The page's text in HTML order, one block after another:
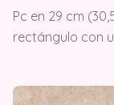
Pc en 29 cm
rectángulo con